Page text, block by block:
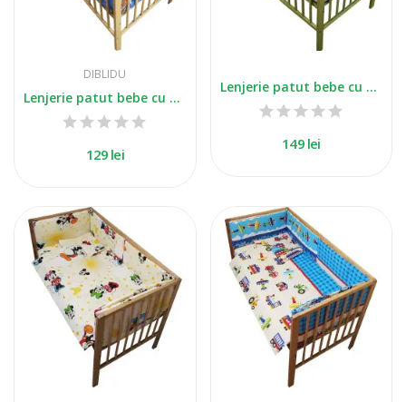
DIBLIDU
Lenjerie patut bebe cu 5 piese catelusii salvatori
129 lei
Lenjerie patut bebe cu 5 piese pisicuta cu...
149 lei